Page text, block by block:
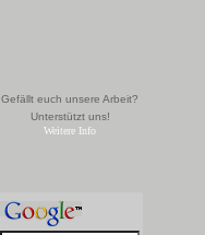
Gefällt euch unsere Arbeit?
Unterstützt uns!
Weitere Info